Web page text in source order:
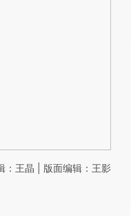
：王晶 | 版面编辑：王影